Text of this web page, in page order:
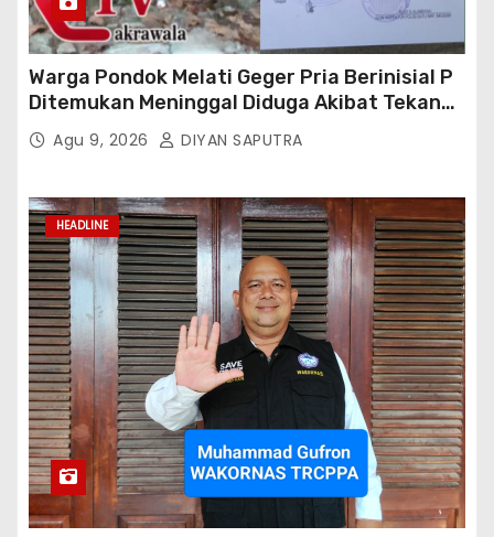
Warga Pondok Melati Geger Pria Berinisial P
Ditemukan Meninggal Diduga Akibat Tekanan
Hutang
Agu 9, 2026 DIYAN SAPUTRA
HEADLINE